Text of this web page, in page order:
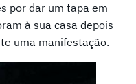
por dar um tapa em
à sua casa depois
uma manifestação.